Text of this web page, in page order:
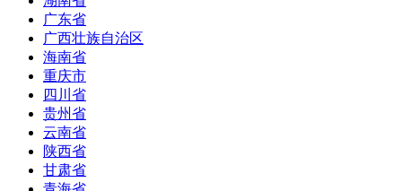
广东省
广西壮族自治区
海南省
重庆市
四川省
贵州省
云南省
陕西省
甘肃省